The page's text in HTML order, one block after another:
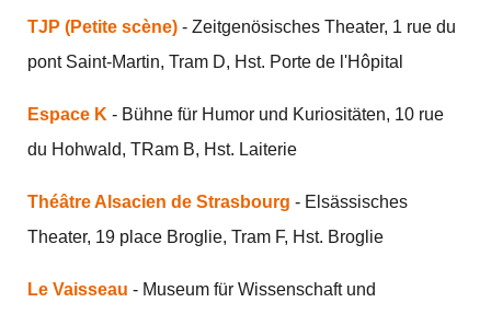
TJP (Petite scène) - Zeitgenösisches Theater, 1 rue du
pont Saint-Martin, Tram D, Hst. Porte de l'Hôpital
Espace K - Bühne für Humor und Kuriositäten, 10 rue
du Hohwald, TRam B, Hst. Laiterie
Théâtre Alsacien de Strasbourg - Elsässisches
Theater, 19 place Broglie, Tram F, Hst. Broglie
Le Vaisseau - Museum für Wissenschaft und